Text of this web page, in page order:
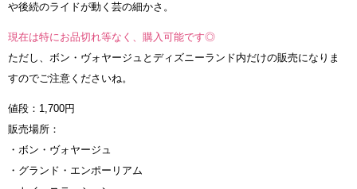
や後続のライドが動く芸の細かさ。
現在は特にお品切れ等なく、購入可能です◎
ただし、ボン・ヴォヤージュとディズニーランド内だけの販売になりま
すのでご注意くださいね。
値段：1,700円
販売場所：
・ボン・ヴォヤージュ
・グランド・エンポーリアム